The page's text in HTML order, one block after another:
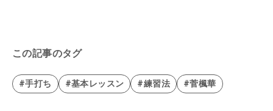
この記事のタグ
#手打ち #基本レッスン #練習法 #菅楓華